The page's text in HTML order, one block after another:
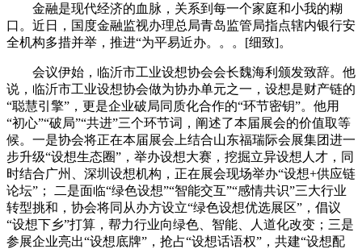
金融是现代经济的血脉，关系到每一个家庭和小我的糊
口。近日，国度金融监视办理总局青岛监管局指点辖内银行安
全机构多措并举，推进“为平易近办。。。[细致]。
会议伊始，临沂市工业设想协会会长魏海利颁发致辞。他
说，临沂市工业设想协会做为协办单元之一，设想是财产链的
“聪慧引擎”，更是企业破局同质化合作的“环节密钥”。他用
“初心”“破局”“共进”三个环节词，阐述了本届展会的价值取等
候。一是协会将正在本届展会上结合山东福瑞际会展集团进一
步升级“设想生态圈”，举办设想大赛，挖掘立异设想人才，同
时结合广州、深圳设想机构，正在展会现场举办“设想+供应链
论坛”； 二是面临“绿色设想”“智能交互”“感情共识”三大行业
转型挑和，协会将同从办方设立“绿色设想优选展区”，倡议
“设想下乡”打算，帮力行业向绿色、智能、人道化改变；三是
参展企业亮出“设想底牌”，抢占“设想话语权”，共建“设想配